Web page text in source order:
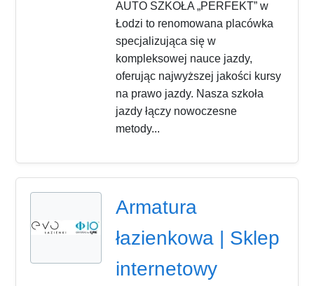
AUTO SZKOŁA „PERFEKT” w
Łodzi to renomowana placówka
specjalizująca się w
kompleksowej nauce jazdy,
oferując najwyższej jakości kursy
na prawo jazdy. Nasza szkoła
jazdy łączy nowoczesne
metody...
Armatura
łazienkowa | Sklep
internetowy